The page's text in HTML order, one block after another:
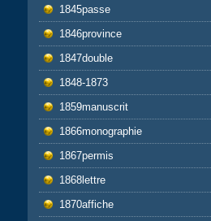
1845passe
1846province
1847double
1848-1873
1859manuscrit
1866monographie
1867permis
1868lettre
1870affiche